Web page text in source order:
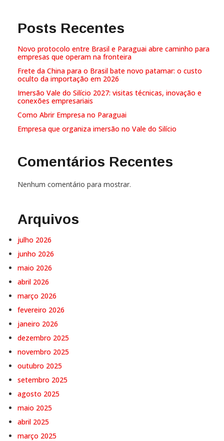
Posts Recentes
Novo protocolo entre Brasil e Paraguai abre caminho para
empresas que operam na fronteira
Frete da China para o Brasil bate novo patamar: o custo
oculto da importação em 2026
Imersão Vale do Silício 2027: visitas técnicas, inovação e
conexões empresariais
Como Abrir Empresa no Paraguai
Empresa que organiza imersão no Vale do Silício
Comentários Recentes
Nenhum comentário para mostrar.
Arquivos
julho 2026
junho 2026
maio 2026
abril 2026
março 2026
fevereiro 2026
janeiro 2026
dezembro 2025
novembro 2025
outubro 2025
setembro 2025
agosto 2025
maio 2025
abril 2025
março 2025